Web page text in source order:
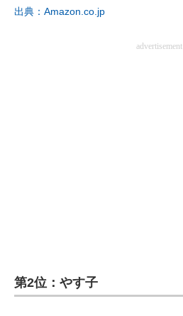
出典：Amazon.co.jp
advertisement
第2位：やす子